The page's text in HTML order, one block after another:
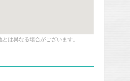
は異なる場合がございます。